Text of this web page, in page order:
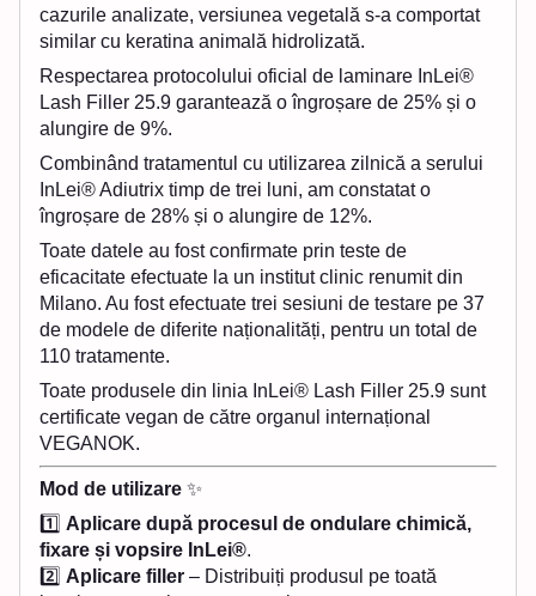
cazurile analizate, versiunea vegetală s-a comportat
similar cu keratina animală hidrolizată.
Respectarea protocolului oficial de laminare InLei®
Lash Filler 25.9 garantează o îngroșare de 25% și o
alungire de 9%.
Combinând tratamentul cu utilizarea zilnică a serului
InLei® Adiutrix timp de trei luni, am constatat o
îngroșare de 28% și o alungire de 12%.
Toate datele au fost confirmate prin teste de
eficacitate efectuate la un institut clinic renumit din
Milano. Au fost efectuate trei sesiuni de testare pe 37
de modele de diferite naționalități, pentru un total de
110 tratamente.
Toate produsele din linia InLei® Lash Filler 25.9 sunt
certificate vegan de către organul internațional
VEGANOK.
Mod de utilizare ✨
1️⃣ Aplicare după procesul de ondulare chimică,
fixare și vopsire InLei®.
2️⃣ Aplicare filler – Distribuiți produsul pe toată